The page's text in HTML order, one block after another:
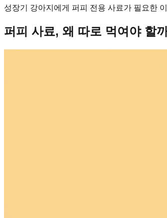
성장기 강아지에게 퍼피 전용 사료가 필요한
퍼피 사료, 왜 따로 먹여야 할